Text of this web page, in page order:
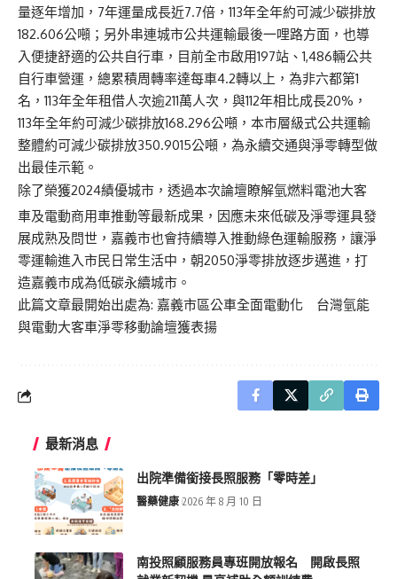
量逐年增加，7年運量成長近7.7倍，113年全年約可減少碳排放
182.606公噸；另外串連城市公共運輸最後一哩路方面，也導
入便捷舒適的公共自行車，目前全市啟用197站、1,486輛公共
自行車營運，總累積周轉率達每車4.2轉以上，為非六都第1
名，113年全年租借人次逾211萬人次，與112年相比成長20%，
113年全年約可減少碳排放168.296公噸，本市層級式公共運輸
整體約可減少碳排放350.9015公噸，為永續交通與淨零轉型做
出最佳示範。
除了榮獲2024績優城市，透過本次論壇瞭解氫燃料電池大客
車及電動商用車推動等最新成果，因應未來低碳及淨零運具發
展成熟及問世，嘉義市也會持續導入推動綠色運輸服務，讓淨
零運輸進入市民日常生活中，朝2050淨零排放逐步邁進，打
造嘉義市成為低碳永續城市。
此篇文章最開始出處為: 嘉義市區公車全面電動化 台灣氫能
與電動大客車淨零移動論壇獲表揚
最新消息
出院準備銜接長照服務「零時差」
醫藥健康 2026 年 8 月 10 日
南投照顧服務員專班開放報名 開啟長照